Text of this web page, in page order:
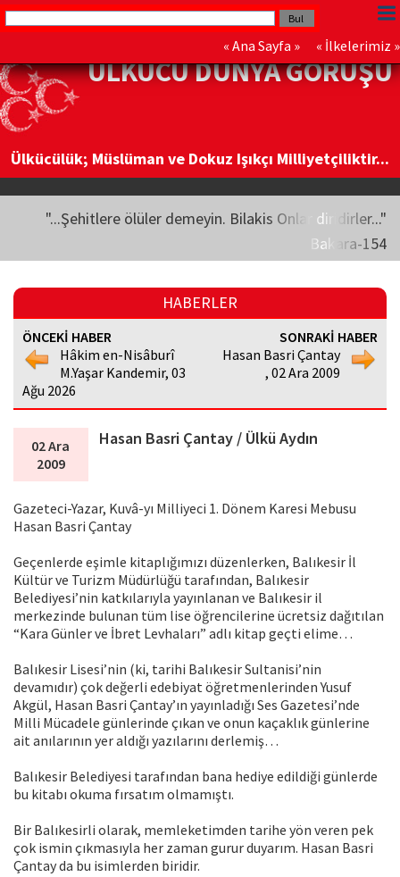
« Ana Sayfa » « İlkelerimiz »
ÜLKÜCÜ DÜNYA GÖRÜŞÜ
Ülkücülük; Müslüman ve Dokuz Işıkçı Milliyetçiliktir...
"...Şehitlere ölüler demeyin. Bilakis Onlar diridirler..."
Bakara-154
HABERLER
ÖNCEKİ HABER
Hâkim en-Nisâburî
M.Yaşar Kandemir, 03
Ağu 2026
SONRAKİ HABER
Hasan Basri Çantay
, 02 Ara 2009
02 Ara
2009
Hasan Basri Çantay / Ülkü Aydın
Gazeteci-Yazar, Kuvâ-yı Milliyeci 1. Dönem Karesi Mebusu
Hasan Basri Çantay
Geçenlerde eşimle kitaplığımızı düzenlerken, Balıkesir İl
Kültür ve Turizm Müdürlüğü tarafından, Balıkesir
Belediyesi’nin katkılarıyla yayınlanan ve Balıkesir il
merkezinde bulunan tüm lise öğrencilerine ücretsiz dağıtılan
“Kara Günler ve İbret Levhaları” adlı kitap geçti elime…
Balıkesir Lisesi’nin (ki, tarihi Balıkesir Sultanisi’nin
devamıdır) çok değerli edebiyat öğretmenlerinden Yusuf
Akgül, Hasan Basri Çantay’ın yayınladığı Ses Gazetesi’nde
Milli Mücadele günlerinde çıkan ve onun kaçaklık günlerine
ait anılarının yer aldığı yazılarını derlemiş…
Balıkesir Belediyesi tarafından bana hediye edildiği günlerde
bu kitabı okuma fırsatım olmamıştı.
Bir Balıkesirli olarak, memleketimden tarihe yön veren pek
çok ismin çıkmasıyla her zaman gurur duyarım. Hasan Basri
Çantay da bu isimlerden biridir.